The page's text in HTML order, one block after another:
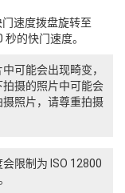
速度拨盘旋转至
的快门速度。
可能会出现畸变，
摄的照片中可能会
照片，请尊重拍摄
限制为 ISO 12800